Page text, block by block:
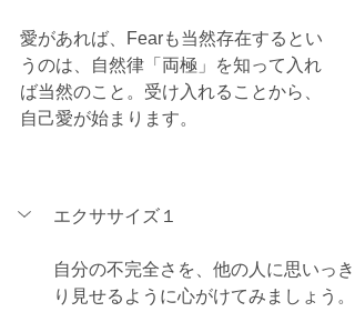
愛があれば、Fearも当然存在するとい
うのは、自然律「両極」を知って入れ
ば当然のこと。受け入れることから、
自己愛が始まります。
エクササイズ１
自分の不完全さを、他の人に思いっき
り見せるように心がけてみましょう。